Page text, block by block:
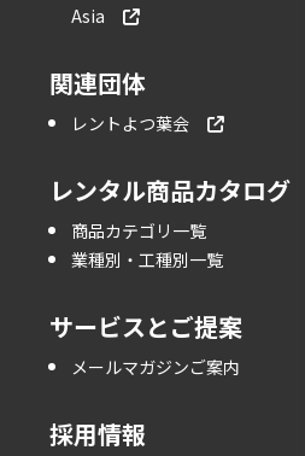
Asia
関連団体
レントよつ葉会
レンタル商品カタログ
商品カテゴリ一覧
業種別・工種別一覧
サービスとご提案
メールマガジンご案内
採用情報